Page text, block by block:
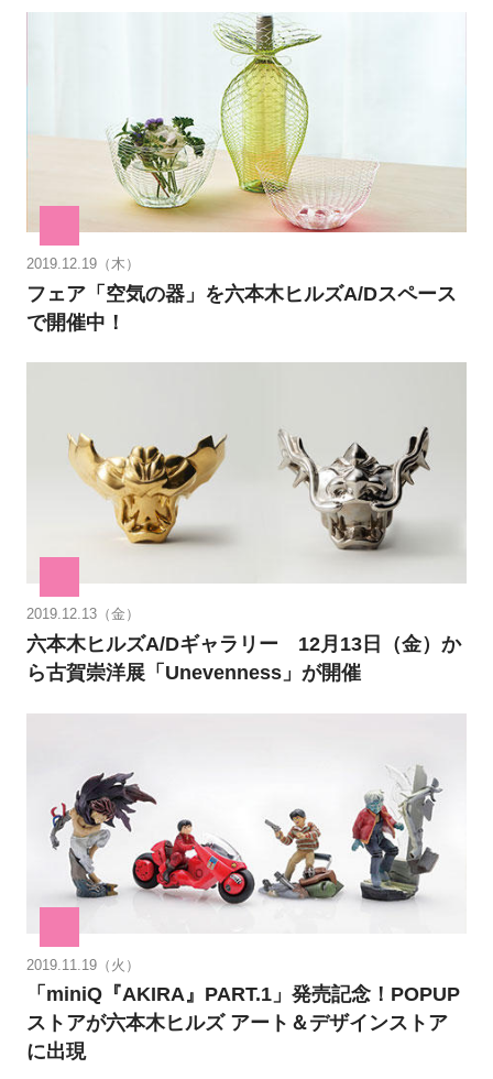
2019.12.19（木）
フェア「空気の器」を六本木ヒルズA/Dスペース
で開催中！
2019.12.13（金）
六本木ヒルズA/Dギャラリー 12月13日（金）か
ら古賀崇洋展「Unevenness」が開催
2019.11.19（火）
「miniQ『AKIRA』PART.1」発売記念！POPUP
ストアが六本木ヒルズ アート＆デザインストア
に出現